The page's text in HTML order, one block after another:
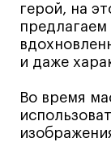
Цифровой
Технолог-
Все
герой, на
и даже
Во время